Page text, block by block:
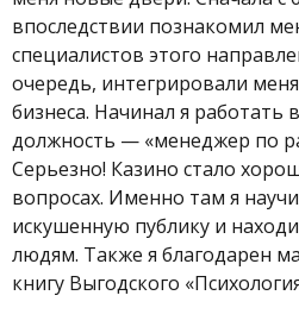
впоследствии познакомил
специалистов этого
очередь, интегрировали
бизнеса. Начинал я работать
должность — «менеджер по
Серьезно! Казино стало
вопросах. Именно там я
искушенную публику и
людям. Также я благодарен
книгу Выгодского